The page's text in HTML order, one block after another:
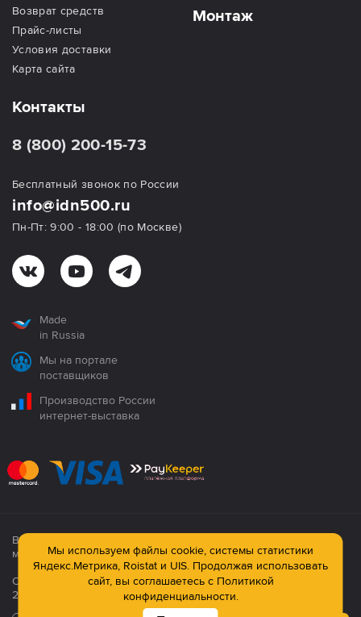
Возврат средств
Прайс-листы
Условия доставки
Карта сайта
Монтаж
Контакты
8 (800) 200-15-73
Бесплатный звонок по России
info@idn500.ru
Пн-Пт: 9:00 - 18:00 (по Москве)
Made
in Russia
Мы на портале
поставщиков
Производство России
интернет-выставка
Все продукция сертифицирована. Использование
материалов сайта строго запрещено!
Официальный сайт компании: © ООО ПК «Технология»,
2003—2026
Мы используем файлы cookie, системы статистики
Яндекс.Метрика, Roistat и UIS. Продолжая использовать
сайт, вы соглашаетесь с Политикой
конфиденциальности.